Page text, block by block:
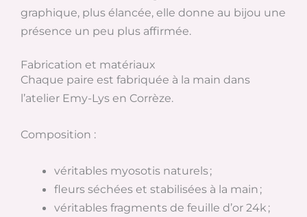
graphique, plus élancée, elle donne au bijou une
présence un peu plus affirmée.
Fabrication et matériaux
Chaque paire est fabriquée à la main dans
l’atelier Emy-Lys en Corrèze.
Composition :
véritables myosotis naturels ;
fleurs séchées et stabilisées à la main ;
véritables fragments de feuille d’or 24k ;